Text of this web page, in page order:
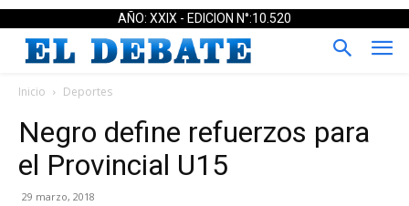
AÑO: XXIX - EDICION N°:10.520
Inicio Deportes
Negro define refuerzos para
el Provincial U15
29 marzo, 2018